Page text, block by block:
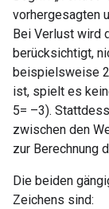
vorhergesagten
Bei Verlust wird
berücksichtigt,
beispielsweise
ist, spielt es
5= –3).
zwischen den
zur Berechnung
Die beiden
Zeichens sind: